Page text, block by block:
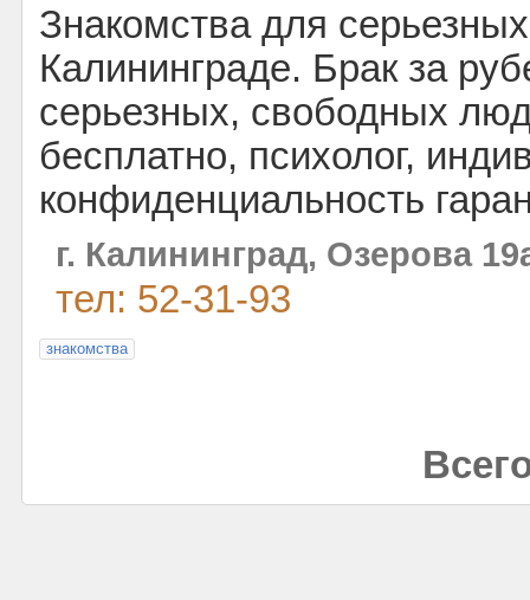
Знакомства для
Калининграде. Брак за
серьезных, свободных
бесплатно, психолог,
конфиденциальность
г. Калининград, Озерова
тел: 52-31-93
знакомства